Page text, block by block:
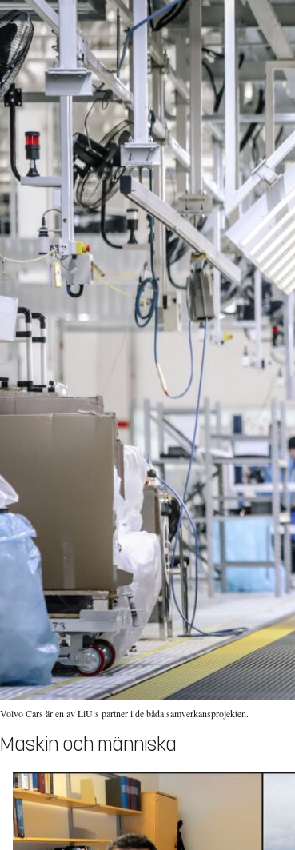
Volvo Cars är en av LiU:s partner i de båda samverkansprojekten.
Maskin och människa